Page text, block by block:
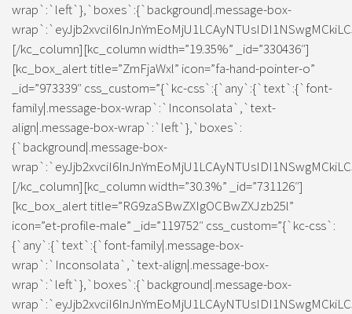
wrap`:`left`},`boxes`:{`background|.message-box-
[/kc_column][kc_column width=”19.35%” _id=”330436″]
[kc_box_alert title=”ZmFjaWxl” icon=”fa-hand-pointer-o”
_id=”973339″ css_custom=”{`kc-css`:{`any`:{`text`:{`font-
family|.message-box-wrap`:`Inconsolata`,`text-
align|.message-box-wrap`:`left`},`boxes`:
{`background|.message-box-
[/kc_column][kc_column width=”30.3%” _id=”731126″]
[kc_box_alert title=”RG9zaSBwZXIgOCBwZXJzb25l”
icon=”et-profile-male” _id=”119752″ css_custom=”{`kc-css`:
{`any`:{`text`:{`font-family|.message-box-
wrap`:`Inconsolata`,`text-align|.message-box-
wrap`:`left`},`boxes`:{`background|.message-box-